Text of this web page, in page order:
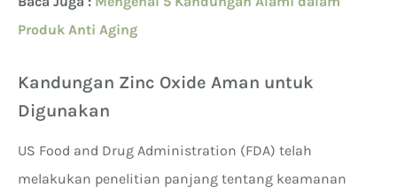
Produk Anti Aging
Kandungan Zinc Oxide Aman untuk
Digunakan
US Food and Drug Administration (FDA) telah
melakukan penelitian panjang tentang keamanan